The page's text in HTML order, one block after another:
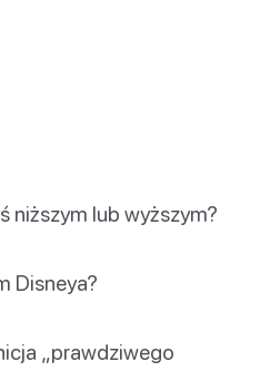
niższym lub wyższym?
Disneya?
„prawdziwego